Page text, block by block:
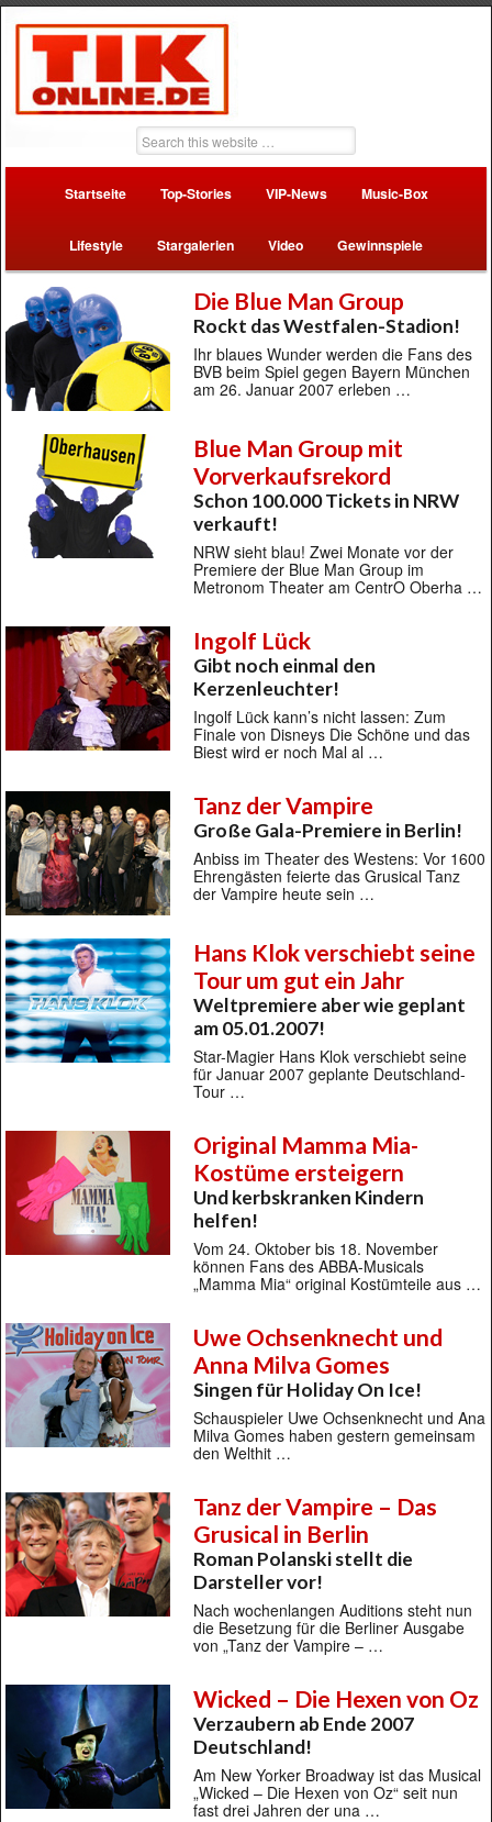
Startseite Top-Stories VIP-News Music-Box
Lifestyle Stargalerien Video Gewinnspiele
Die Blue Man Group
Rockt das Westfalen-Stadion!
Ihr blaues Wunder werden die Fans des
BVB beim Spiel gegen Bayern München
am 26. Januar 2007 erleben …
Blue Man Group mit
Vorverkaufsrekord
Schon 100.000 Tickets in NRW
verkauft!
NRW sieht blau! Zwei Monate vor der
Premiere der Blue Man Group im
Metronom Theater am CentrO Oberha …
Ingolf Lück
Gibt noch einmal den
Kerzenleuchter!
Ingolf Lück kann’s nicht lassen: Zum
Finale von Disneys Die Schöne und das
Biest wird er noch Mal al …
Tanz der Vampire
Große Gala-Premiere in Berlin!
Anbiss im Theater des Westens: Vor 1600
Ehrengästen feierte das Grusical Tanz
der Vampire heute sein …
Hans Klok verschiebt seine
Tour um gut ein Jahr
Weltpremiere aber wie geplant
am 05.01.2007!
Star-Magier Hans Klok verschiebt seine
für Januar 2007 geplante Deutschland-
Tour …
Original Mamma Mia-
Kostüme ersteigern
Und kerbskranken Kindern
helfen!
Vom 24. Oktober bis 18. November
können Fans des ABBA-Musicals
„Mamma Mia“ original Kostümteile aus …
Uwe Ochsenknecht und
Anna Milva Gomes
Singen für Holiday On Ice!
Schauspieler Uwe Ochsenknecht und Ana
Milva Gomes haben gestern gemeinsam
den Welthit …
Tanz der Vampire – Das
Grusical in Berlin
Roman Polanski stellt die
Darsteller vor!
Nach wochenlangen Auditions steht nun
die Besetzung für die Berliner Ausgabe
von „Tanz der Vampire – …
Wicked – Die Hexen von Oz
Verzaubern ab Ende 2007
Deutschland!
Am New Yorker Broadway ist das Musical
„Wicked – Die Hexen von Oz“ seit nun
fast drei Jahren der una …